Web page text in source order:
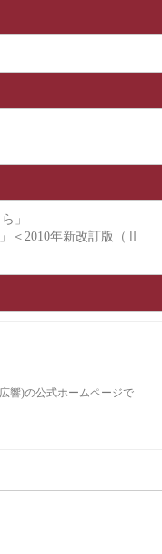
」
＜2010年新改訂版（Ⅱ
響)の公式ホームページで